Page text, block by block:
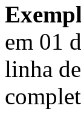
em 01
linha